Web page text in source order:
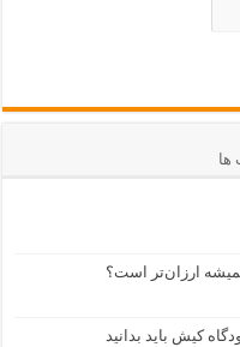
ارزان‌تر است؟